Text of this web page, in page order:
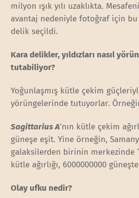
milyon ışık yılı uzaklıkta.
avantaj nedeniyle fotoğraf için
delik seçildi.
Kara delikler, yıldızları nasıl
tutabiliyor?
Yoğunlaşmış kütle çekim
yörüngelerinde tutuyorlar.
Sagittarius A’nın kütle çekim
güneşe eşit. Yine örneğin,
galaksilerden birinin merkezinde
kütle ağırlığı, 6000000000
Olay ufku nedir?